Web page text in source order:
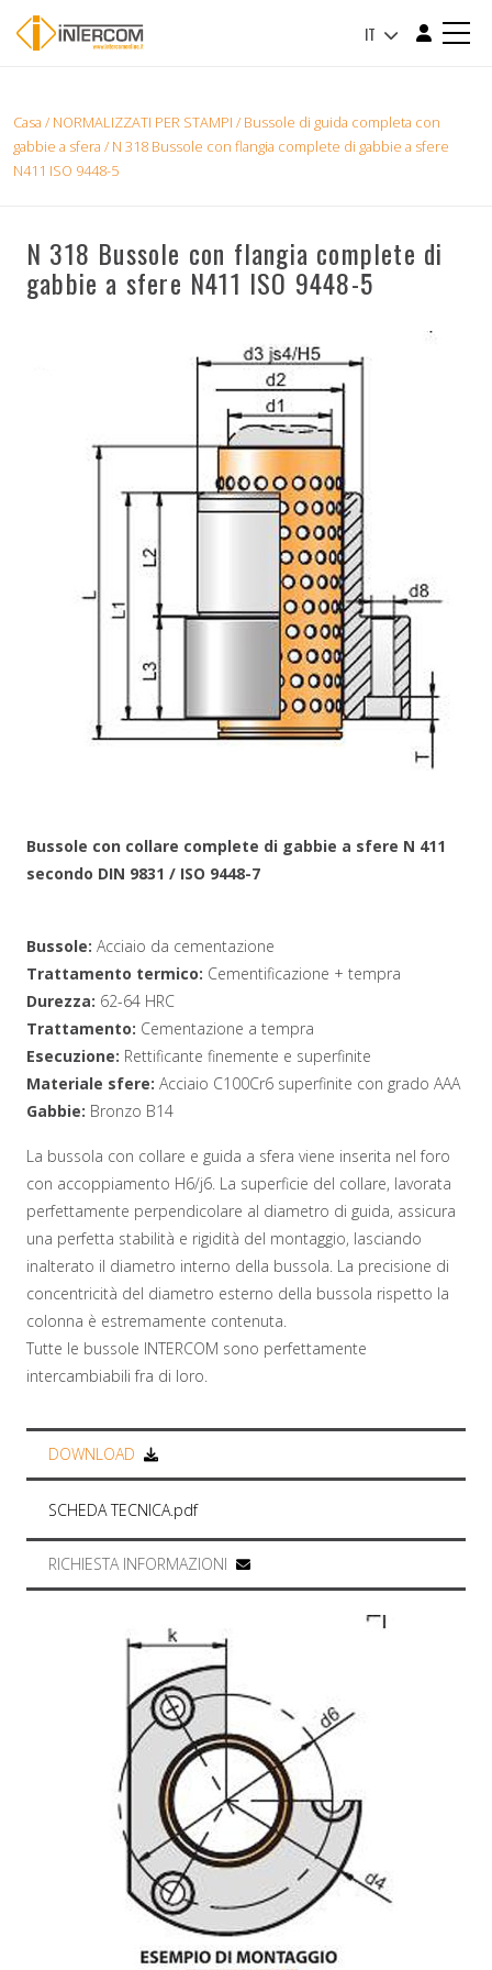
IT
Casa / NORMALIZZATI PER STAMPI / Bussole di guida completa con
gabbie a sfera / N 318 Bussole con flangia complete di gabbie a sfere
N411 ISO 9448-5
N 318 Bussole con flangia complete di
gabbie a sfere N411 ISO 9448-5
Bussole con collare complete di gabbie a sfere N 411
secondo DIN 9831 / ISO 9448-7
Bussole: Acciaio da cementazione
Trattamento termico: Cementificazione + tempra
Durezza: 62-64 HRC
Trattamento: Cementazione a tempra
Esecuzione: Rettificante finemente e superfinite
Materiale sfere: Acciaio C100Cr6 superfinite con grado AAA
Gabbie: Bronzo B14
La bussola con collare e guida a sfera viene inserita nel foro
con accoppiamento H6/j6. La superficie del collare, lavorata
perfettamente perpendicolare al diametro di guida, assicura
una perfetta stabilità e rigidità del montaggio, lasciando
inalterato il diametro interno della bussola. La precisione di
concentricità del diametro esterno della bussola rispetto la
colonna è estremamente contenuta.
Tutte le bussole INTERCOM sono perfettamente
intercambiabili fra di loro.
DOWNLOAD
SCHEDA TECNICA.pdf
RICHIESTA INFORMAZIONI